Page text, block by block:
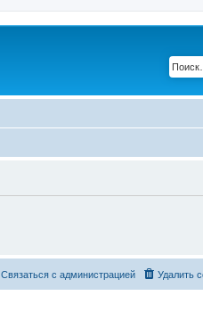
Удалить
Связаться с администрацией